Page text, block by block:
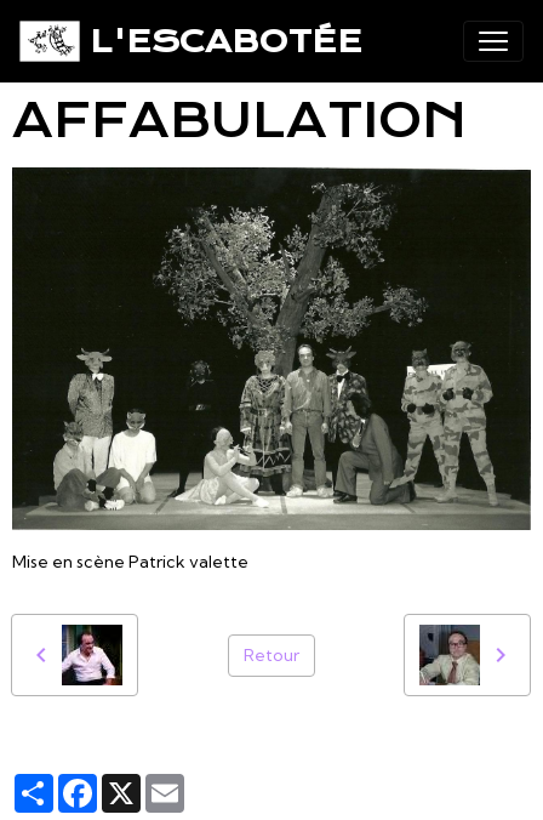
L'ESCABOTÉE
AFFABULATION
Mise en scène Patrick valette
Retour
PartagerFacebook
X